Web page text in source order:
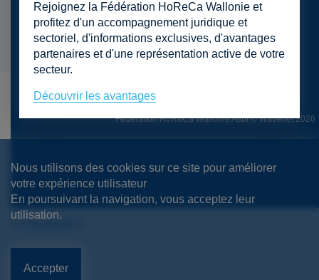
Nous utilisons des cookies sur ce site pour améliorer
votre expérience utilisateur
En poursuivant la navigation, vous acceptez leur
utilisation.
Accepter
Presse
Contact
Mentions légales
Protection de la vie privée
Fédération HoReCa Wallonie Asbl © Wavenet 2026
Rejoignez la Fédération HoReCa Wallonie et
profitez d'un accompagnement juridique et
sectoriel, d'informations exclusives, d'avantages
partenaires et d'une représentation active de votre
secteur.
Découvrir les avantages